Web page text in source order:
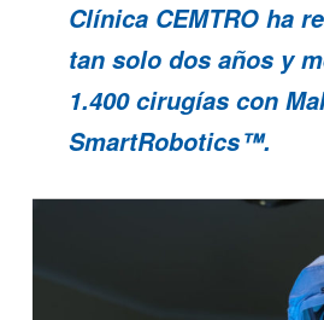
Clínica CEMTRO ha
tan solo dos años y
1.400 cirugías con
SmartRobotics™.